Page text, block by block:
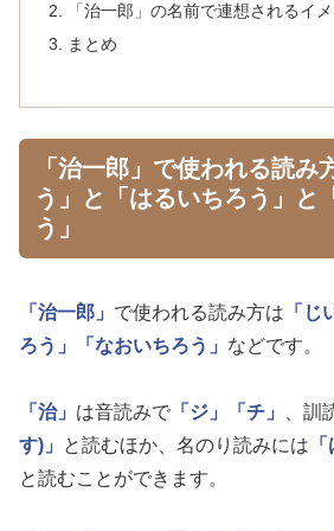
「治一郎」の名前で連想されるイ
まとめ
「治一郎」で使われる読み
う」と「はるいちろう」と
う」
「治一郎」 で使われる読み方は 「じ
ろう」
「なおいちろう」 などです。
「治」 は音読みで 「ジ」 「チ」 、訓
す)」
と読むほか、名のり読みには
と読むことができます。